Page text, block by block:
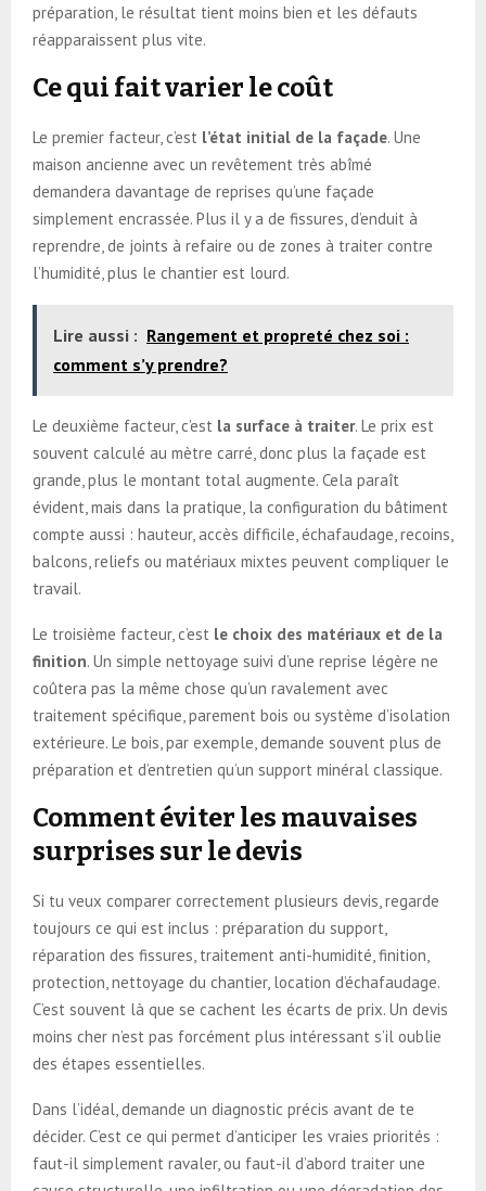
préparation, le résultat tient moins bien et les défauts
réapparaissent plus vite.
Ce qui fait varier le coût
Le premier facteur, c’est l’état initial de la façade. Une
maison ancienne avec un revêtement très abîmé
demandera davantage de reprises qu’une façade
simplement encrassée. Plus il y a de fissures, d’enduit à
reprendre, de joints à refaire ou de zones à traiter contre
l’humidité, plus le chantier est lourd.
Lire aussi : Rangement et propreté chez soi :
comment s’y prendre?
Le deuxième facteur, c’est la surface à traiter. Le prix est
souvent calculé au mètre carré, donc plus la façade est
grande, plus le montant total augmente. Cela paraît
évident, mais dans la pratique, la configuration du bâtiment
compte aussi : hauteur, accès difficile, échafaudage, recoins,
balcons, reliefs ou matériaux mixtes peuvent compliquer le
travail.
Le troisième facteur, c’est le choix des matériaux et de la
finition. Un simple nettoyage suivi d’une reprise légère ne
coûtera pas la même chose qu’un ravalement avec
traitement spécifique, parement bois ou système d’isolation
extérieure. Le bois, par exemple, demande souvent plus de
préparation et d’entretien qu’un support minéral classique.
Comment éviter les mauvaises
surprises sur le devis
Si tu veux comparer correctement plusieurs devis, regarde
toujours ce qui est inclus : préparation du support,
réparation des fissures, traitement anti-humidité, finition,
protection, nettoyage du chantier, location d’échafaudage.
C’est souvent là que se cachent les écarts de prix. Un devis
moins cher n’est pas forcément plus intéressant s’il oublie
des étapes essentielles.
Dans l’idéal, demande un diagnostic précis avant de te
décider. C’est ce qui permet d’anticiper les vraies priorités :
faut-il simplement ravaler, ou faut-il d’abord traiter une